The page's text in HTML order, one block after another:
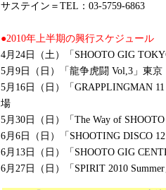
サステイン＝TEL：03-5759-6863
●2010年上半期の興行スケジュール
4月24日（土）「SHOOTO GIG
5月9日（日）「龍争虎闘 Vol,3」東
5月16日（日）「GRAPPLINGMAN
場
5月30日（日）「The Way of
6月6日（日）「SHOOTING DISCO
6月13日（日）「SHOOTO GIG
6月27日（日）「SPIRIT 2010